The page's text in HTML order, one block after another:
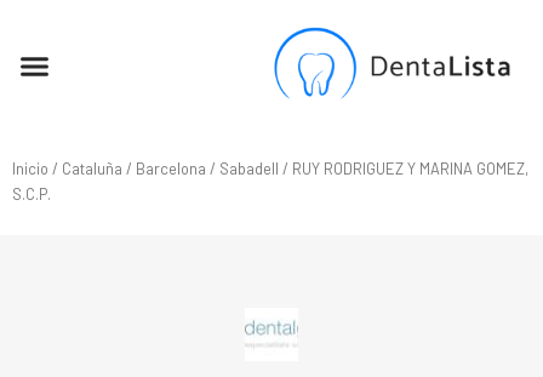
Inicio / Cataluña / Barcelona / Sabadell / RUY RODRIGUEZ Y MARINA GOMEZ,
S.C.P.